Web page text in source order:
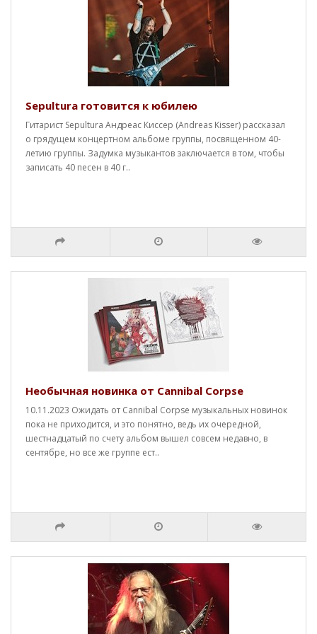
Sepultura готовится к юбилею
Гитарист Sepultura Андреас Киссер (Andreas Kisser) рассказал
о грядущем концертном альбоме группы, посвященном 40-
летию группы. Задумка музыкантов заключается в том, чтобы
записать 40 песен в 40 г..
Необычная новинка от Cannibal Corpse
10.11.2023 Ожидать от Cannibal Corpse музыкальных новинок
пока не приходится, и это понятно, ведь их очередной,
шестнадцатый по счету альбом вышел совсем недавно, в
сентябре, но все же группе ест..